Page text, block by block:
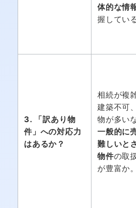
体的な情
握してい
3. 「訳あり物
件」への対応力
はあるか？
相続が複
建築不可
物が多い
一般的に
難しいと
物件の取
が豊富か。